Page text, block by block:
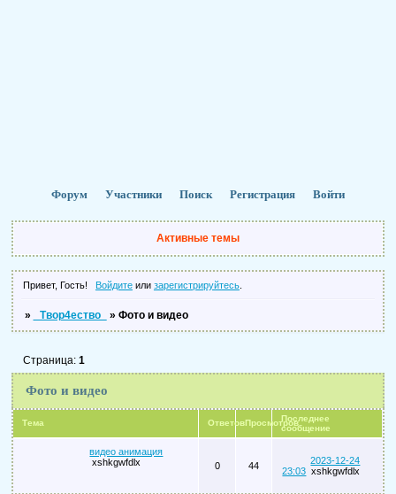
Форум Участники Поиск Регистрация Войти
Активные темы
Привет, Гость! Войдитеили зарегистрируйтесь.
» _Твор4ество_ » Фото и видео
Фото и видео
Страница: 1
Тема ОтветовПросмотровПоследнее
сообщение
видео анимация
xshkgwfdlx
0 44
2023-12-24
23:03 xshkgwfdlx